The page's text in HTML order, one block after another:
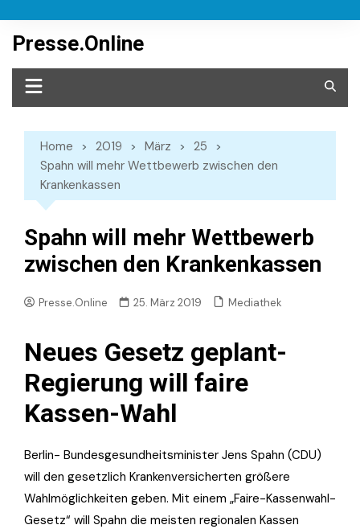
content
Presse.Online
Home 2019 März
25
Spahn will mehr Wettbewerb zwischen den
Krankenkassen
Spahn will mehr Wettbewerb
zwischen den Krankenkassen
Presse.Online 25. März 2019 Mediathek
Neues Gesetz geplant-
Regierung will faire
Kassen-Wahl
Berlin- Bundesgesundheitsminister Jens Spahn (CDU)
will den gesetzlich Krankenversicherten größere
Wahlmöglichkeiten geben. Mit einem „Faire-Kassenwahl-
Gesetz“ will Spahn die meisten regionalen Kassen